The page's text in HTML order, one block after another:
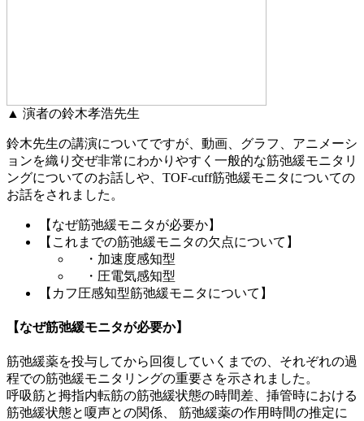
▲ 演者の鈴木孝浩先生
鈴木先生の講演についてですが、動画、グラフ、アニメーシ
ョンを織り交ぜ非常にわかりやすく一般的な筋弛緩モニタリ
ングについてのお話しや、TOF-cuff筋弛緩モニタについての
お話をされました。
【なぜ筋弛緩モニタが必要か】
【これまでの筋弛緩モニタの欠点について】
・加速度感知型
・圧電気感知型
【カフ圧感知型筋弛緩モニタについて】
【なぜ筋弛緩モニタが必要か】
筋弛緩薬を投与してから回復していくまでの、それぞれの過
程での筋弛緩モニタリングの重要さを示されました。
呼吸筋と拇指内転筋の筋弛緩状態の時間差、挿管時における
筋弛緩状態と嗄声との関係、 筋弛緩薬の作用時間の推定に